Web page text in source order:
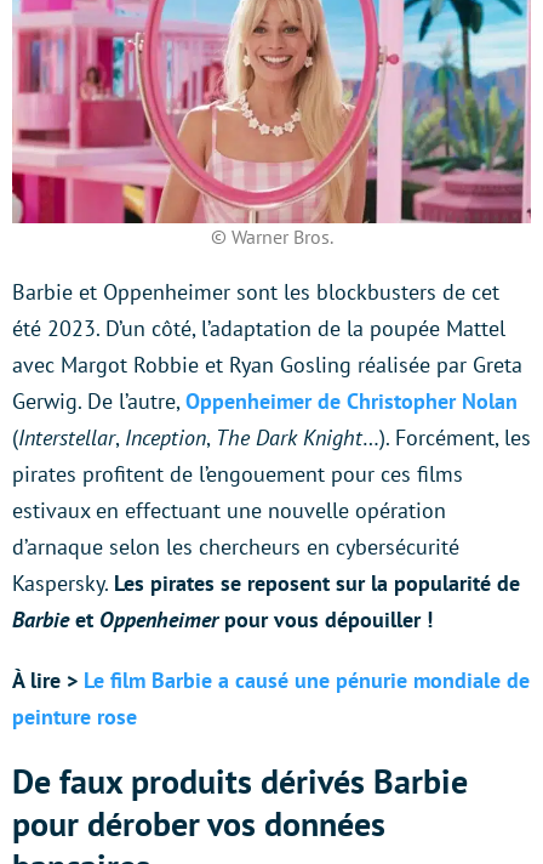
© Warner Bros.
Barbie et Oppenheimer sont les blockbusters de cet
été 2023. D’un côté, l’adaptation de la poupée Mattel
avec Margot Robbie et Ryan Gosling réalisée par Greta
Gerwig. De l’autre, Oppenheimer de Christopher Nolan
(Interstellar, Inception, The Dark Knight…). Forcément, les
pirates profitent de l’engouement pour ces films
estivaux en effectuant une nouvelle opération
d’arnaque selon les chercheurs en cybersécurité
Kaspersky. Les pirates se reposent sur la popularité de
Barbieet Oppenheimerpour vous dépouiller !
À lire > Le film Barbie a causé une pénurie mondiale de
peinture rose
De faux produits dérivés Barbie
pour dérober vos données